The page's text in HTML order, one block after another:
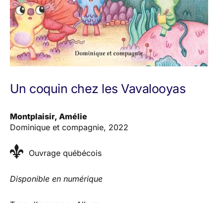
Un coquin chez les Vavalooyas
Montplaisir, Amélie
Dominique et compagnie, 2022
Ouvrage québécois
Disponible en numérique